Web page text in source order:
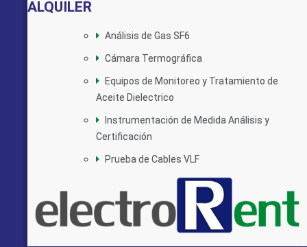
ALQUILER
Análisis de Gas SF6
Cámara Termográfica
Equipos de Monitoreo y Tratamiento de
Aceite Dielectrico
Instrumentación de Medida Análisis y
Certificación
Prueba de Cables VLF